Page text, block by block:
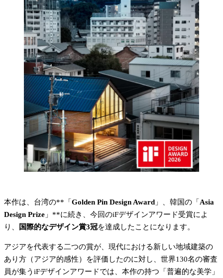
本作は、台湾の**「Golden Pin Design Award 」、韓国の「Asia
Design Prize 」**に続き、今回のiFデザインアワード受賞によ
り、
国際的なデザイン賞3冠を達成したことになります。
アジアを代表する二つの賞が、現代における新しい地域建築の
あり方（アジア的感性）を評価したのに対し、世界130名の審査
員が集うiFデザインアワードでは、本作の持つ「普遍的な美学」